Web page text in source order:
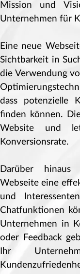
Mission und
Unternehmen für
Eine neue
Sichtbarkeit in
die Verwendung
dass potenzielle
finden können.
Website und
Konversionsrate.
Darüber
Webseite eine
und
Chatfunktionen
Unternehmen in
oder Feedback
Ihr